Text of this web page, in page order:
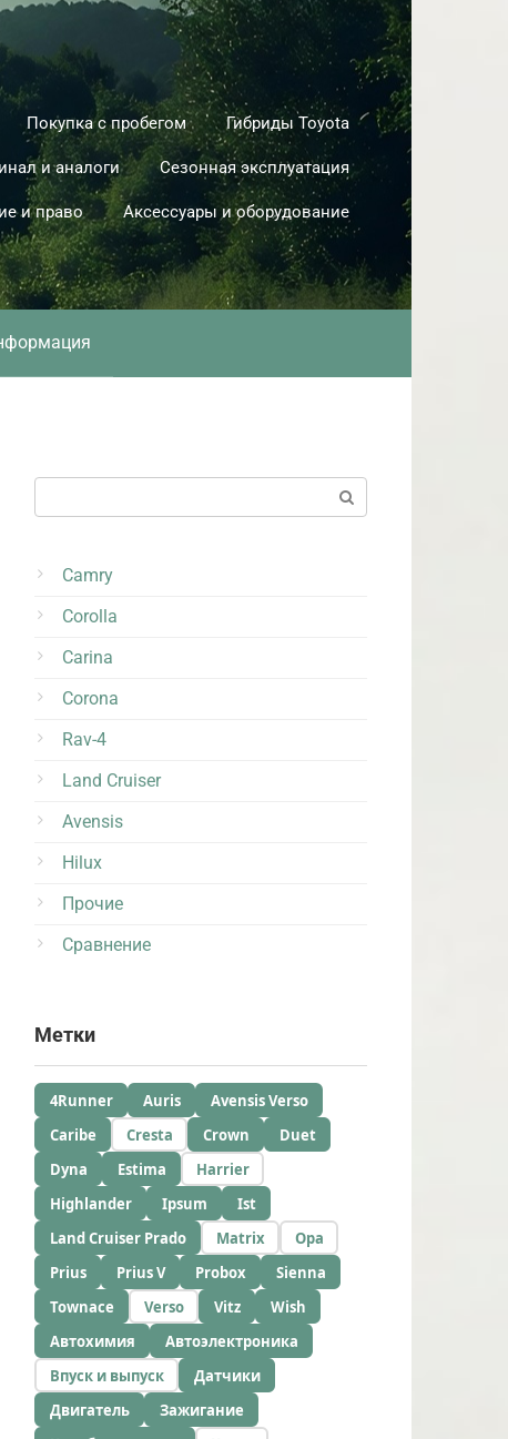
Покупка с пробегом Гибриды Toyota
и аналоги Сезонная эксплуатация
и право Аксессуары и оборудование
Camry
Corolla
Carina
Corona
Rav-4
Land Cruiser
Avensis
Hilux
Прочие
Сравнение
Метки
4Runner Auris
Avensis Verso
Caribe
Cresta Crown
Duet
Dyna
Estima
Harrier
Highlander
Ipsum
Ist
Land Cruiser Prado
Matrix
Opa
Prius
Prius V Probox
Sienna
Townace
Verso Vitz
Wish
Автохимия
Автоэлектроника
Впуск и выпуск
Датчики
Двигатель
Зажигание